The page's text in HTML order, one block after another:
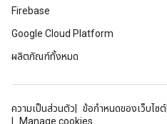
Firebase
Google Cloud Platform
ผลิตภัณฑ์ทั้งหมด
ความเป็นส่วนตัว ข้อกำหนดของเว็บไซต์
Manage cookies